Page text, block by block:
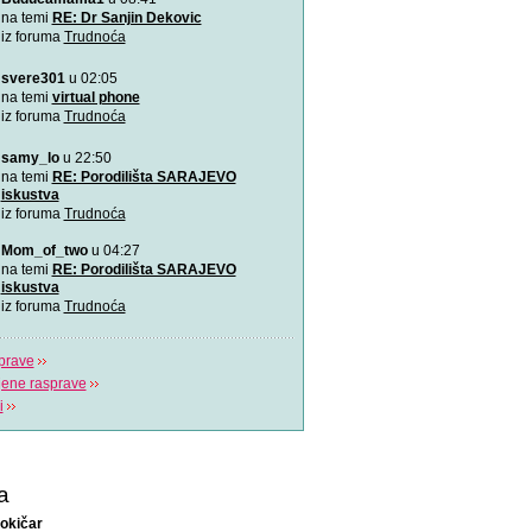
na temi RE: Dr Sanjin Dekovic
iz foruma Trudnoća
svere301u 02:05
na temi virtual phone
iz foruma Trudnoća
samy_lou 22:50
na temi RE: Porodilišta SARAJEVO
iskustva
iz foruma Trudnoća
Mom_of_twou 04:27
na temi RE: Porodilišta SARAJEVO
iskustva
iz foruma Trudnoća
rasprave